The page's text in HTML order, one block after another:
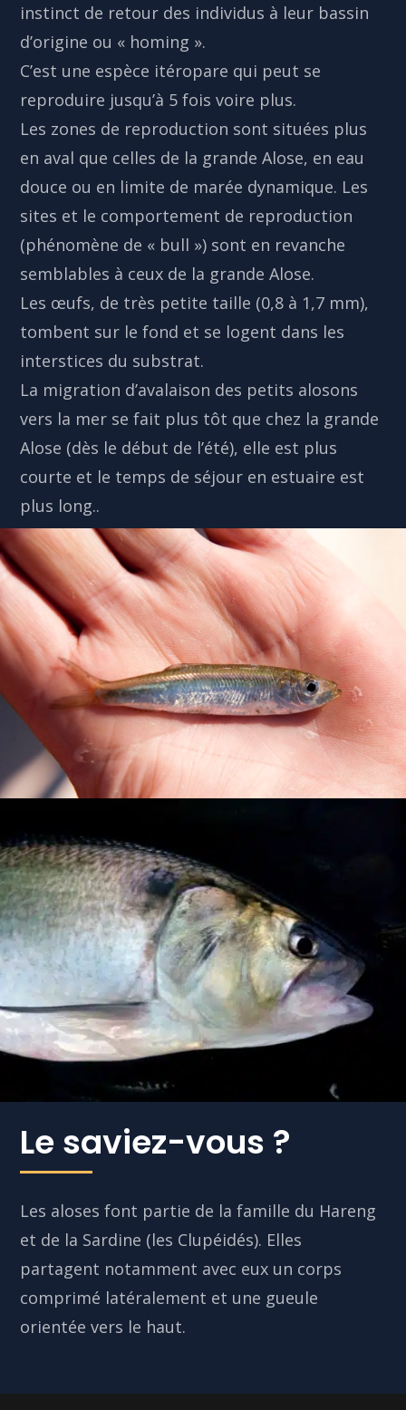
instinct de retour des individus à leur bassin
d’origine ou « homing ».
C’est une espèce itéropare qui peut se
reproduire jusqu’à 5 fois voire plus.
Les zones de reproduction sont situées plus
en aval que celles de la grande Alose, en eau
douce ou en limite de marée dynamique. Les
sites et le comportement de reproduction
(phénomène de « bull ») sont en revanche
semblables à ceux de la grande Alose.
Les œufs, de très petite taille (0,8 à 1,7 mm),
tombent sur le fond et se logent dans les
interstices du substrat.
La migration d’avalaison des petits alosons
vers la mer se fait plus tôt que chez la grande
Alose (dès le début de l’été), elle est plus
courte et le temps de séjour en estuaire est
plus long..
Le saviez-vous ?
Les aloses font partie de la famille du Hareng
et de la Sardine (les Clupéidés). Elles
partagent notamment avec eux un corps
comprimé latéralement et une gueule
orientée vers le haut.